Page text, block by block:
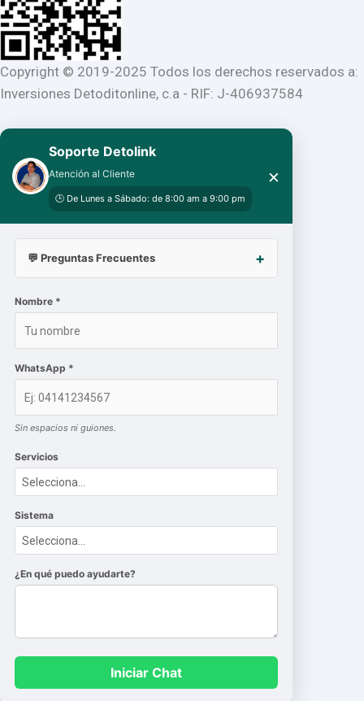
Copyright © 2019-2025 Todos los derechos reservados a:
Inversiones Detoditonline, c.a - RIF: J-406937584
Soporte Detolink
Atención al Cliente
🕒 De Lunes a Sábado: de 8:00 am a 9:00 pm
×
💬 Preguntas Frecuentes
Nombre *
WhatsApp *
Sin espacios ni guiones.
Servicios
Sistema
¿En qué puedo ayudarte?
Iniciar Chat